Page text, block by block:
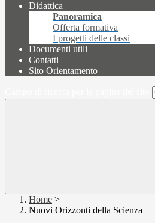
Didattica
Panoramica
Offerta formativa
I progetti delle classi
Documenti utili
Contatti
Sito Orientamento
Home >
Nuovi Orizzonti della Scienza